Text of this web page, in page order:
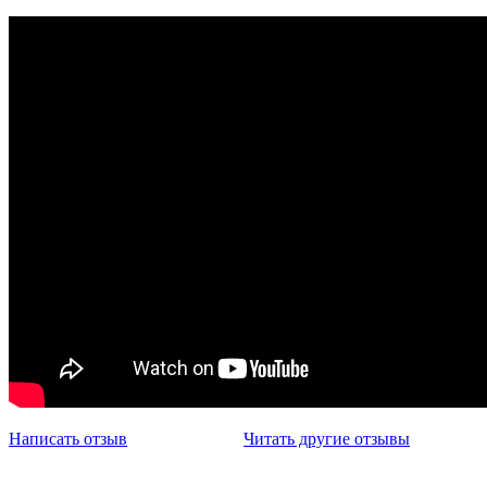
Написать отзыв Читать другие отзывы